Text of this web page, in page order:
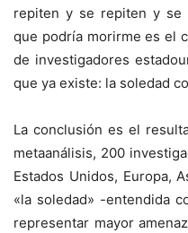
repiten y se repiten y se
que podría morirme es el
de investigadores
que ya existe: la soledad
La conclusión es el
metaanálisis, 200
Estados Unidos, Europa,
«la soledad» -entendida
representar mayor